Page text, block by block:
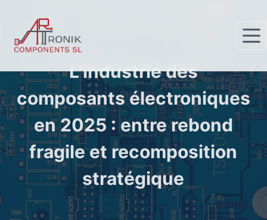
s
a
u
c
o
n
L’industrie des
composants électroniques
en 2025 : entre rebond
fragile et recomposition
stratégique